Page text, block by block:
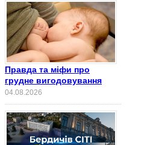
Правда та міфи про
грудне вигодовування
04.08.2026